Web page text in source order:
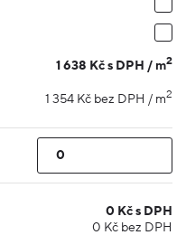
1 638 Kč s DPH / m2
1 354 Kč bez DPH / m2
0 Kč s DPH
0 Kč bez DPH